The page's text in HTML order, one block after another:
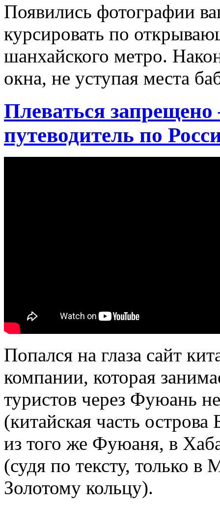
Появились фотографии
курсировать по
шанхайского метро.
окна, не уступая места
Плеваться
путеводитель по
Попался на глаза сайт
компании, которая
туристов через Фуюань
(китайская часть
из того же Фуюаня, в
(судя по тексту, только
Золотому кольцу).